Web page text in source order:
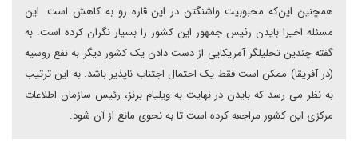
همچنین این‌که محبوبیت واشنگتن در این قاره رو به کاهش است. این
مسئله اخیرا بایدن رئیس جمهور این کشور را بسیار نگران کرده است. به
گفته چندین تحلیلگر آمریکایی از دست دادن یک کشور دیگر به نفع روسیه
(در آفریقا) ممکن است فقط یک احتمال اجتناب ناپذیر باشد. به این ترتیب
به نظر می رسد که بایدن در نهایت به ویلیام برنز، رئیس سازمان اطلاعات
مرکزی این کشور مراجعه کرده است تا به نحوی مانع از آن شود.